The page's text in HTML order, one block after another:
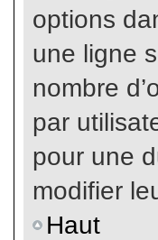
options
une ligne
nombre
par
pour une
modifier
Haut